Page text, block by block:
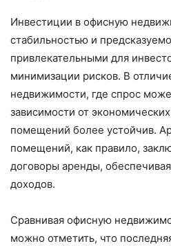
Инвестиции в офисную
стабильностью и
привлекательными для
минимизации рисков. В
недвижимости, где спрос
зависимости от
помещений более устойчив.
помещений, как правило,
договоры аренды,
доходов.
Сравнивая офисную
можно отметить, что